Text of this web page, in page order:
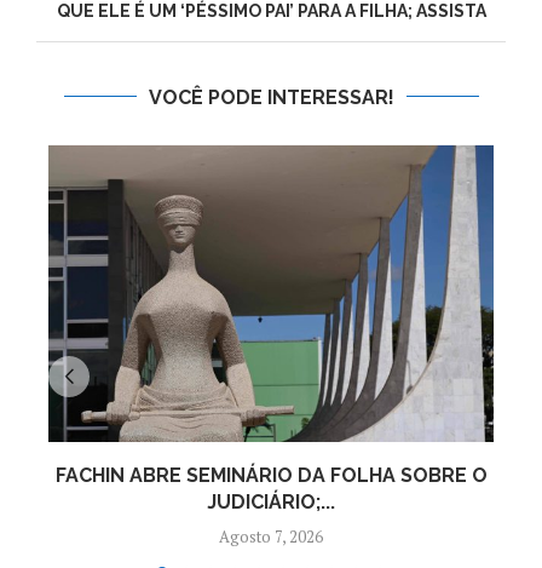
QUE ELE É UM ‘PÉSSIMO PAI’ PARA A FILHA; ASSISTA
VOCÊ PODE INTERESSAR!
FACHIN ABRE SEMINÁRIO DA FOLHA SOBRE O
JUDICIÁRIO;...
Agosto 7, 2026